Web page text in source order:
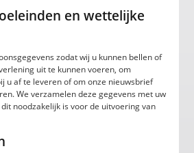
en wettelijke
zodat wij u kunnen bellen of
uit te kunnen voeren, om
u af te leveren of om onze nieuwsbrief
We verzamelen deze gegevens met uw
noodzakelijk is voor de uitvoering van